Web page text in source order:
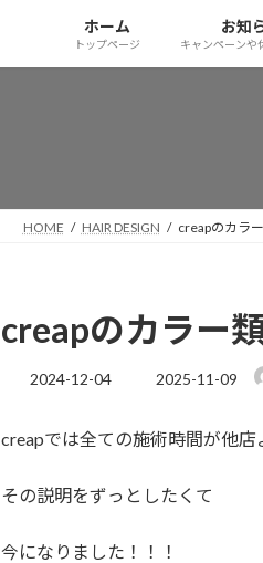
ホーム
トップページ
お知
キャンペーンや
HOME HAIR DESIGN creapのカラ
creapのカラー
2024-12-04
最
新
時
:
2025-11-09
creapでは全ての施術時間が他店
その説明をずっとしたくて
今になりました！！！